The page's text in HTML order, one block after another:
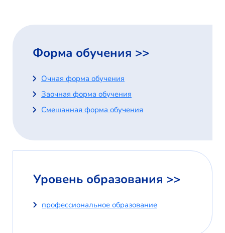
Форма обучения >>
Очная форма обучения
Заочная форма обучения
Смешанная форма обучения
Уровень образования >>
профессиональное образование